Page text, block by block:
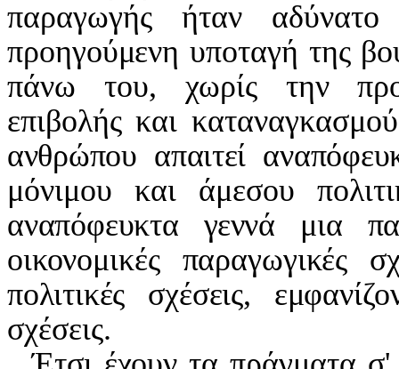
παραγωγής ήταν
προηγούμενη υποταγή της
πάνω του, χωρίς την
επιβολής και
ανθρώπου απαιτεί
μόνιμου και άμεσου
αναπόφευκτα γεννά μια
οικονομικές παραγωγικές
πολιτικές σχέσεις,
σχέσεις.